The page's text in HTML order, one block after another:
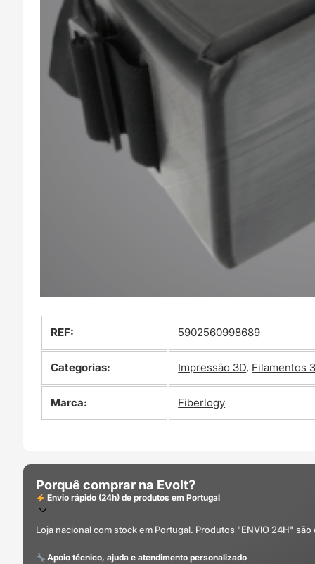
REF: 5902560998689
Categorias: Impressão 3D, Filamentos
Marca: Fiberlogy
Porquê comprar na Evolt?
Envio rápido (24h) de produtos em Portugal
Loja nacional com stock em Portugal. Produtos "ENVIO 24H"
Apoio técnico, ajuda e atendimento personalizado